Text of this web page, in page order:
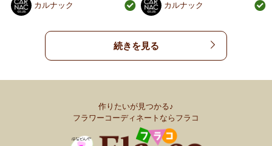
カルナック カルナック
続きを見る
作りたいが見つかる♪
フラワーコーディネートならフラコ